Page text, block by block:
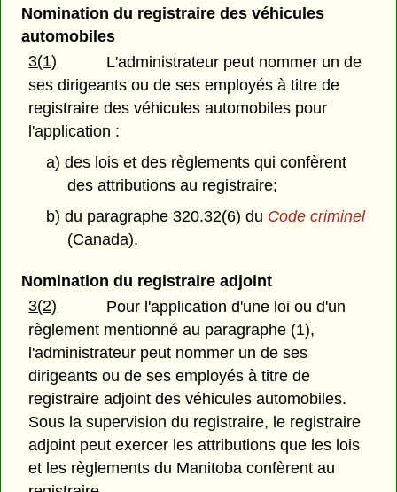
Nomination du registraire des véhicules
automobiles
3(1)
L'administrateur peut nommer un de
ses dirigeants ou de ses employés à titre de
registraire des véhicules automobiles pour
l'application :
a) des lois et des règlements qui confèrent
des attributions au registraire;
b) du paragraphe 320.32(6) du Code criminel
(Canada).
Nomination du registraire adjoint
3(2)
Pour l'application d'une loi ou d'un
règlement mentionné au paragraphe (1),
l'administrateur peut nommer un de ses
dirigeants ou de ses employés à titre de
registraire adjoint des véhicules automobiles.
Sous la supervision du registraire, le registraire
adjoint peut exercer les attributions que les lois
et les règlements du Manitoba confèrent au